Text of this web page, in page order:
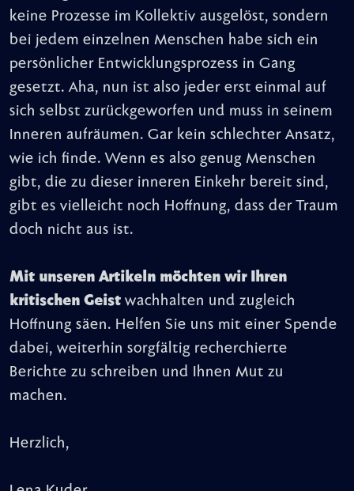
keine Prozesse im Kollektiv ausgelöst, sondern
bei jedem einzelnen Menschen habe sich ein
persönlicher Entwicklungsprozess in Gang
gesetzt. Aha, nun ist also jeder erst einmal auf
sich selbst zurückgeworfen und muss in seinem
Inneren aufräumen. Gar kein schlechter Ansatz,
wie ich finde. Wenn es also genug Menschen
gibt, die zu dieser inneren Einkehr bereit sind,
gibt es vielleicht noch Hoffnung, dass der Traum
doch nicht aus ist.
Mit unseren Artikeln möchten wir Ihren
kritischen Geist wachhalten und zugleich
Hoffnung säen. Helfen Sie uns mit einer Spende
dabei, weiterhin sorgfältig recherchierte
Berichte zu schreiben und Ihnen Mut zu
machen.
Herzlich,